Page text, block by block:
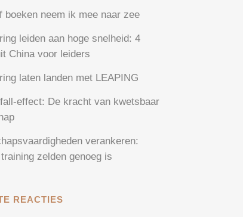
boeken neem ik mee naar zee
leiden aan hoge snelheid: 4
China voor leiders
laten landen met LEAPING
effect: De kracht van kwetsbaar
verankeren:
zelden genoeg is
REACTIES